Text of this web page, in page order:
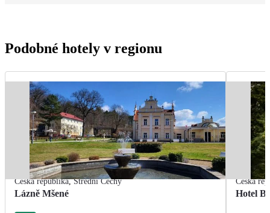
Podobné hotely v regionu
Česká republika,Střední Čechy
Lázně Mšené
Česká
Hotel